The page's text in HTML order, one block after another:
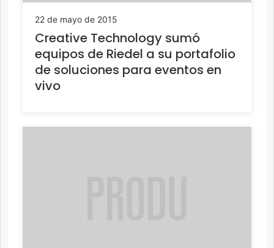
22 de mayo de 2015
Creative Technology sumó
equipos de Riedel a su portafolio
de soluciones para eventos en
vivo